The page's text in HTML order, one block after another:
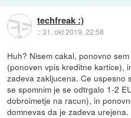
techfreak :)
::31. okt 2019, 22:58
Huh? Nisem cakal, ponovno
(ponoven vpis kreditne kartice),
zadeva zakljucena. Ce uspesno
se spomnim je se odtrgalo 1-2
dobroimetje na racun), in
domnevas da je zadeva urejena.